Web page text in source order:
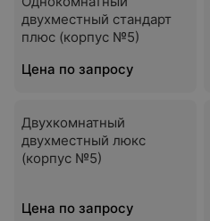
двухместный стандарт
плюс (корпус №5)
Цена по запросу
Двухкомнатный
двухместный люкс
(корпус №5)
Цена по запросу